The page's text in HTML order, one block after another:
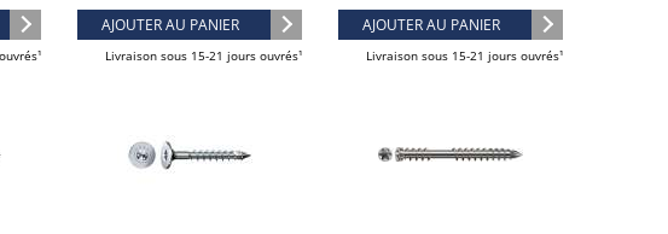
AJOUTER AU PANIER
Livraison sous 15-21 jours ouvrés¹
AJOUTER AU PANIER
Livraison sous 15-21 jours ouvrés¹